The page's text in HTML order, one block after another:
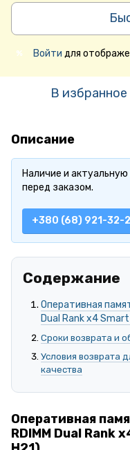
% Войти для
В избранное
Описание
Наличие и
перед заказом.
+380 (68) 921-32-
Содержание
Оперативная
Dual Rank x4
Сроки возврата и
Условия возврата
качества
Оперативная
RDIMM Dual Rank